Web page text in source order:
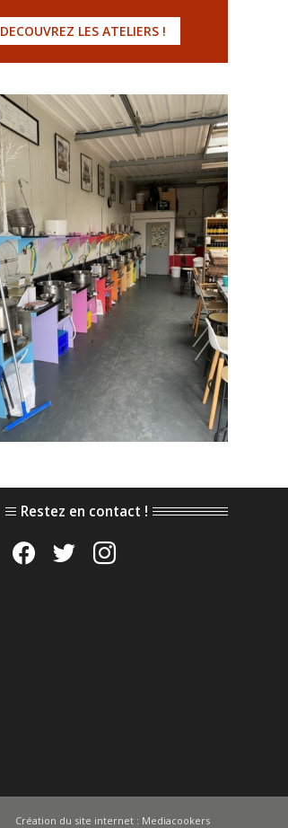
DECOUVREZ LES ATELIERS !
Restez en contact !
facebooktwitter instagram
Création du site internet : Mediacookers